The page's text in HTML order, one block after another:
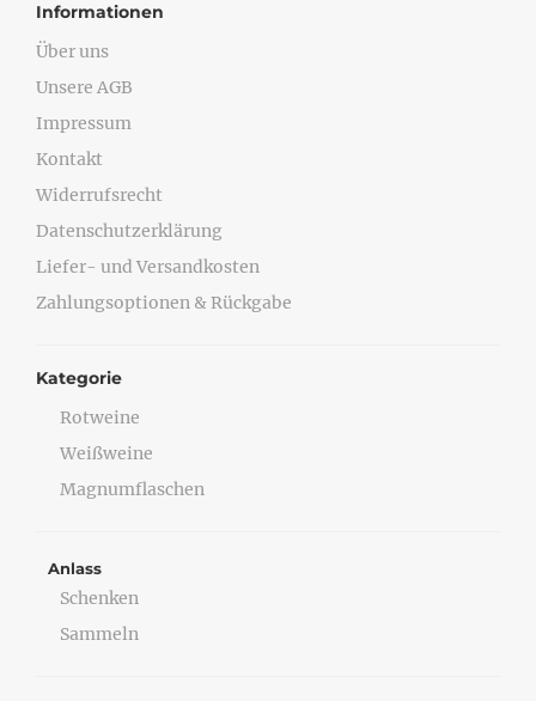
Informationen
Über uns
Unsere AGB
Impressum
Kontakt
Widerrufsrecht
Datenschutzerklärung
Liefer- und Versandkosten
Zahlungsoptionen & Rückgabe
Kategorie
Rotweine
Weißweine
Magnumflaschen
Anlass
Schenken
Sammeln